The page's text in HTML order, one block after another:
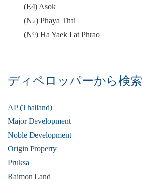
(E4) Asok
(N2) Phaya Thai
(N9) Ha Yaek Lat Phrao
ディペロッパーから検索
AP (Thailand)
Major Development
Noble Development
Origin Property
Pruksa
Raimon Land